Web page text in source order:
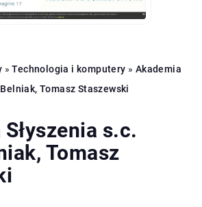
»Technologia i komputery » Akademia
Tomasz Staszewski
s.c.
Tomasz